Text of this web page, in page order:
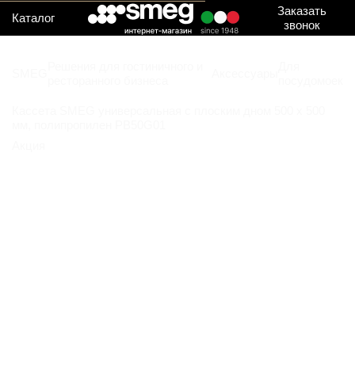
Каталог
Заказать
звонок